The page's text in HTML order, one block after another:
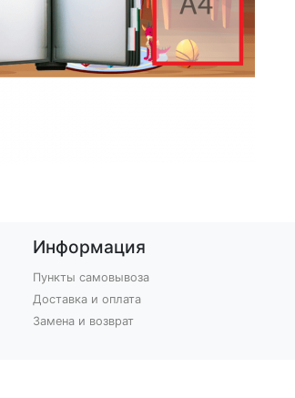
Информация
Пункты самовывоза
Доставка и оплата
Замена и возврат